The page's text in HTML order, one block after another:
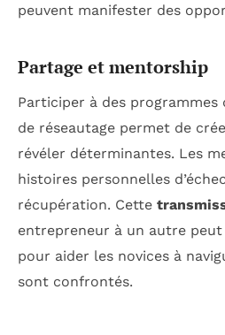
peuvent manifester des
Partage et mentorship
Participer à des
de réseautage permet de
révéler déterminantes. Les
histoires personnelles
récupération. Cette
entrepreneur à un autre
pour aider les novices à
sont confrontés.